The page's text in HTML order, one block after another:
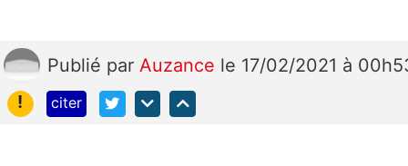
Publié par Auzance le 17/02/2021 à
!
citer